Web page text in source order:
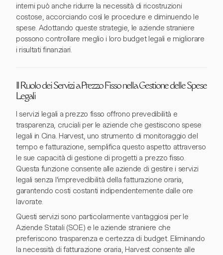
interni può anche ridurre la necessità di ricostruzioni
costose, accorciando così le procedure e diminuendo le
spese. Adottando queste strategie, le aziende straniere
possono controllare meglio i loro budget legali e migliorare
i risultati finanziari.
Il Ruolo dei Servizi a Prezzo Fisso nella Gestione delle Spese
Legali
I servizi legali a prezzo fisso offrono prevedibilità e
trasparenza, cruciali per le aziende che gestiscono spese
legali in Cina. Harvest, uno strumento di monitoraggio del
tempo e fatturazione, semplifica questo aspetto attraverso
le sue capacità di gestione di progetti a prezzo fisso.
Questa funzione consente alle aziende di gestire i servizi
legali senza l'imprevedibilità della fatturazione oraria,
garantendo costi costanti indipendentemente dalle ore
lavorate.
Questi servizi sono particolarmente vantaggiosi per le
Aziende Statali (SOE) e le aziende straniere che
preferiscono trasparenza e certezza di budget. Eliminando
la necessità di fatturazione oraria, Harvest consente alle